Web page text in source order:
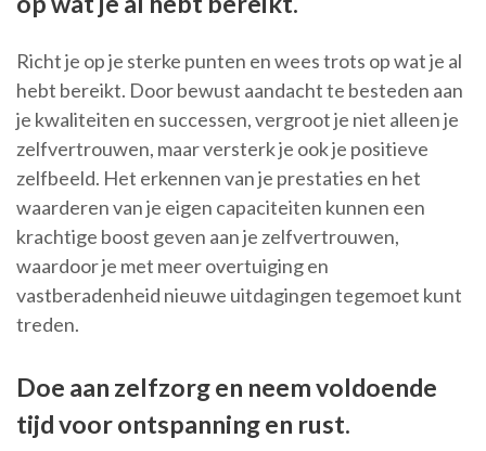
Richt je op je sterke punten en wees trots op wat je al
hebt bereikt. Door bewust aandacht te besteden aan
je kwaliteiten en successen, vergroot je niet alleen je
zelfvertrouwen, maar versterk je ook je positieve
zelfbeeld. Het erkennen van je prestaties en het
waarderen van je eigen capaciteiten kunnen een
krachtige boost geven aan je zelfvertrouwen,
waardoor je met meer overtuiging en
vastberadenheid nieuwe uitdagingen tegemoet kunt
treden.
Doe aan zelfzorg en neem voldoende
tijd voor ontspanning en rust.